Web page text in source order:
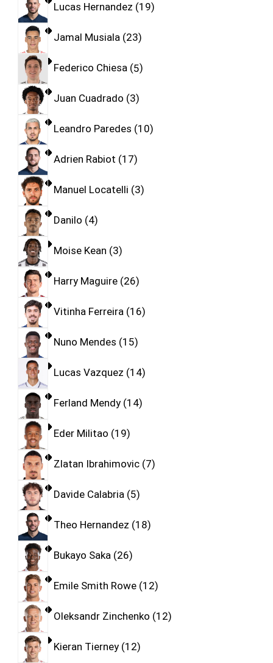
Lucas Hernandez 19
Jamal Musiala 23
Federico Chiesa 5
Juan Cuadrado 3
Leandro Paredes 10
Adrien Rabiot 17
Manuel Locatelli 3
Danilo 4
Moise Kean 3
Harry Maguire 26
Vitinha Ferreira 16
Nuno Mendes 15
Lucas Vazquez 14
Ferland Mendy 14
Eder Militao 19
Zlatan Ibrahimovic 7
Davide Calabria 5
Theo Hernandez 18
Bukayo Saka 26
Emile Smith Rowe 12
Oleksandr Zinchenko 12
Kieran Tierney 12